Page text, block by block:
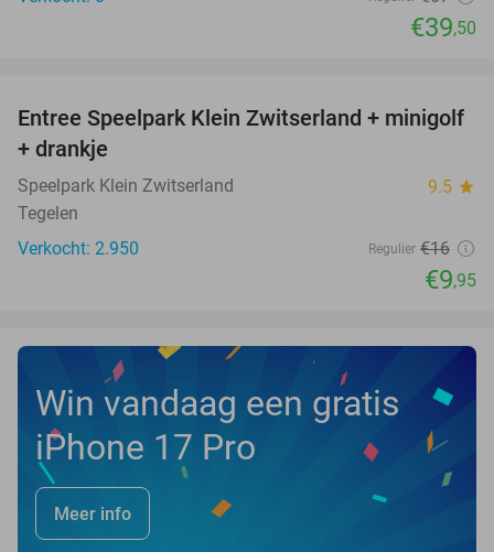
€39,50
38%
Entree Speelpark Klein Zwitserland + minigolf
+ drankje
Speelpark Klein Zwitserland 9.5 star
Tegelen
Verkocht: 2.950
Regulier €16
€9,95
Win vandaag een gratis
iPhone 17 Pro
Meer info